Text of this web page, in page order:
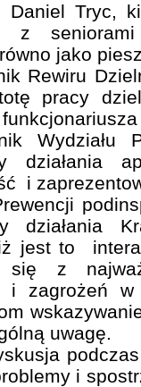
Tryc,
z
jako
Rewiru
pracy
Wydziału
działania
i
działania
jest to
z
i zagrożeń
uwagę.
i